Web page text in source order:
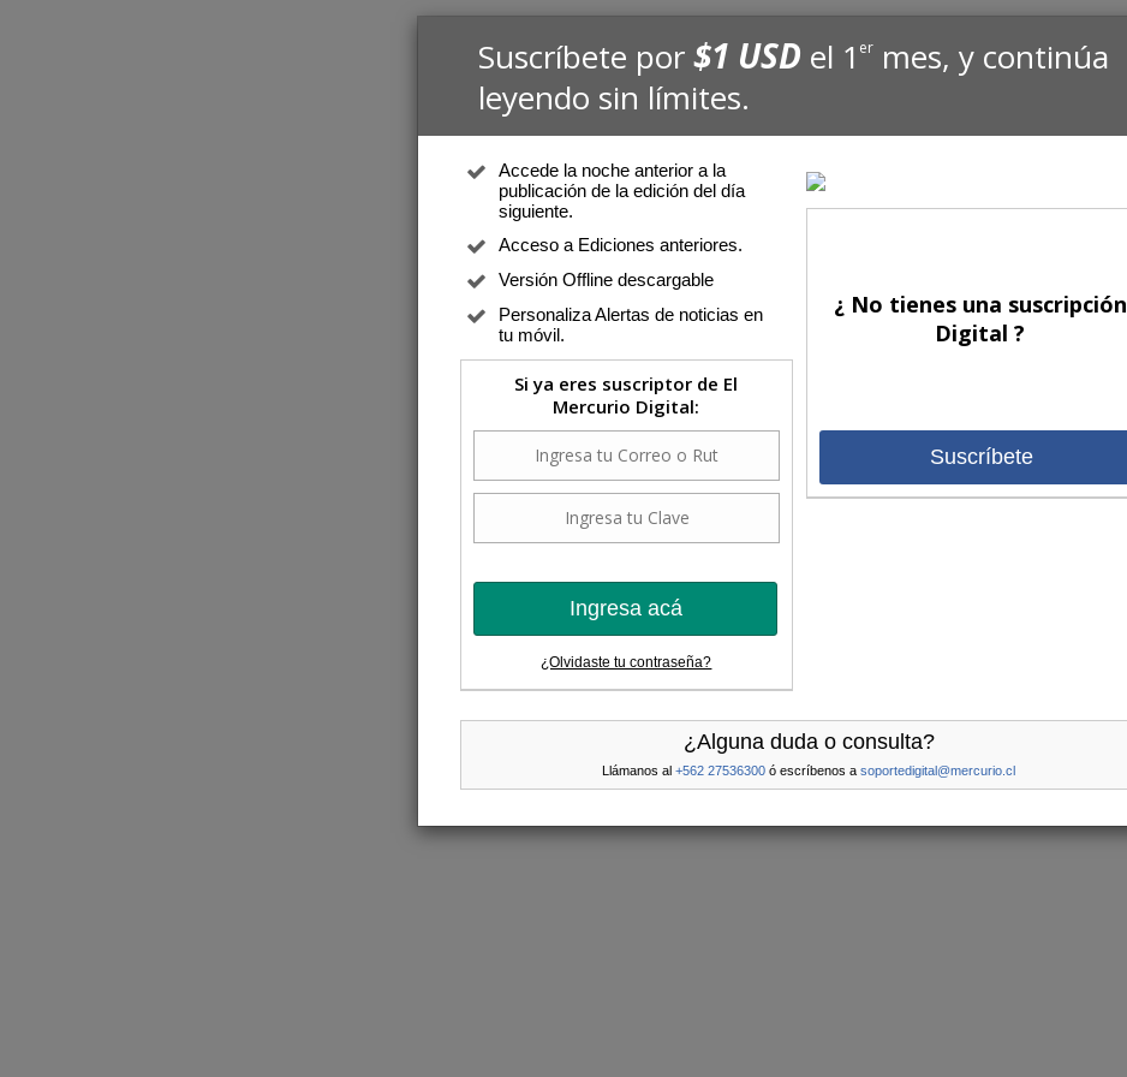
Suscríbete por$1 USD el 1er mes, y continúa
leyendo sin límites.
Accede la noche anterior a la
publicación de la edición del día
siguiente.
Acceso a Ediciones anteriores.
Versión Offline descargable
Personaliza Alertas de noticias en
tu móvil.
Si ya eres suscriptor de El
Mercurio Digital:
Ingresa acá
¿Olvidaste tu contraseña?
¿ No tienes una suscripción
Digital ?
Suscríbete
¿Alguna duda o consulta?
Llámanos al +562 27536300 ó escríbenos a soportedigital@mercurio.cl